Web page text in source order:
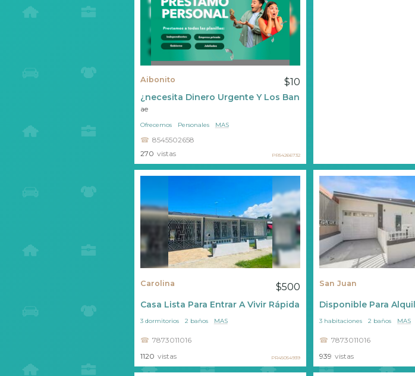
Aibonito $10
¿necesita Dinero Urgente Y Los Bancos No Le Prestan?
ae
8545502658
Ofrecemos Personales MAS
270 vistas PR54266732
Carolina $500
Casa Lista Para Entrar A Vivir Rápidamente
7873011016
3 dormitorios 2 baños MAS
1120 vistas PR45054939
San Juan
Disponible Para
7873011016
3 habitaciones 2 baños MAS
939 vistas